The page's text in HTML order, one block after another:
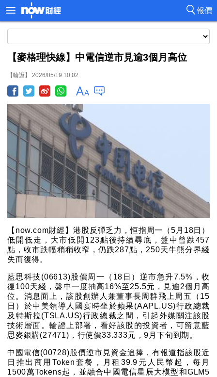
報價
【麥格理快線】中電信逆市見逾3個月高位
【輪證】 2026/05/19 10:02
【now.com財經】港股反彈乏力，恒指周一（5月18日）
低開低走，大市低開123點後持續尋底，盤中曾跌457
點，收市跌幅稍稍收窄，仍跌287點，250天牛熊分界綫
失而復得。
藍思科技(06613)股價周一（18日）逆市急升7.5%，收
復100天綫，盤中一度抽高16%至25.5元，見逾2個月高
位。消息面上，該股創辦人兼董事長周群飛上周五（15
日）於中美領導人國宴時坐於蘋果(AAPL.US)行政總裁
及特斯拉(TSLA.US)行政總裁之間，引起外媒關注該股
技術層面。輪證上部署，看好該股的投資者，可留意藍
思麥銀購(27471)，行使價33.333元，9月下旬到期。
中國電信(00728)股價逆市見資金追捧，有報道指該股近
日推出商用Token套餐，月租39.9元人民幣起，每月
1500萬Tokens起，並融合中國電信星辰大模型和GLM5